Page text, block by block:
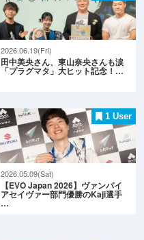
2026.06.19(Fri)
田中美央さん、東山奈央さんも涙
「プラグマタ」大ヒット記念！…
1 User
2026.05.09(Sat)
【EVO Japan 2026】ヴァンパイ
アセイヴァー部門優勝のKaji選手
…